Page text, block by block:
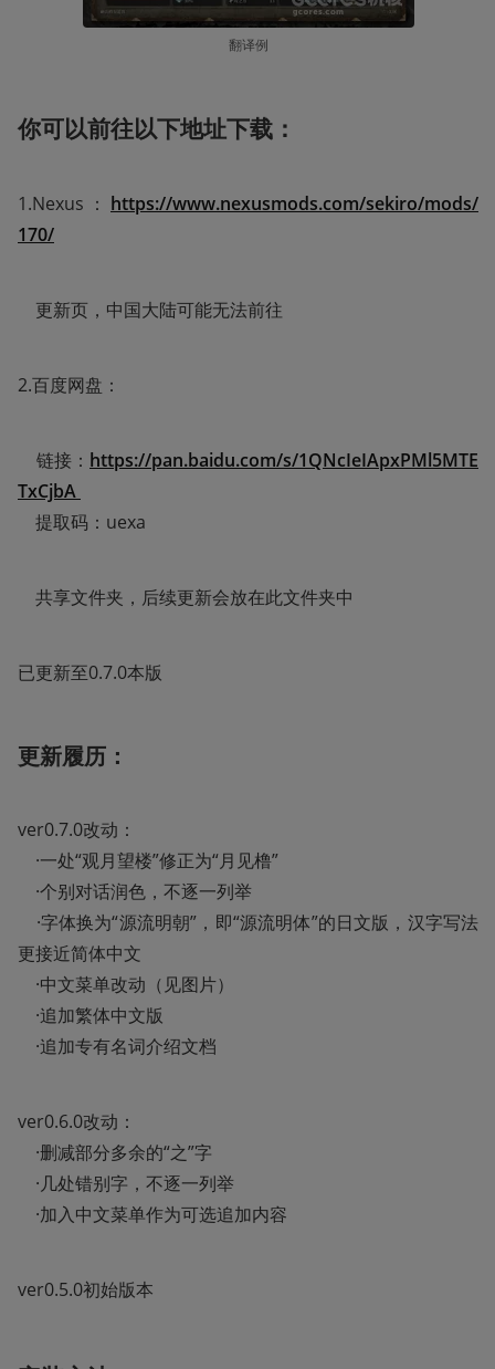
翻译例
你可以前往以下地址下载：
1.Nexus： https://www.nexusmods.com/sekiro/mods/
170/
更新页，中国大陆可能无法前往
2.百度网盘：
链接： https://pan.baidu.com/s/1QNcIeIApxPMl5MTE
TxCjbA
提取码：uexa
共享文件夹，后续更新会放在此文件夹中
已更新至0.7.0本版
更新履历：
ver0.7.0改动：
·一处“观月望楼”修正为“月见橹”
·个别对话润色，不逐一列举
·字体换为“源流明朝”，即“源流明体”的日文版，汉字写法
更接近简体中文
·中文菜单改动（见图片）
·追加繁体中文版
·追加专有名词介绍文档
ver0.6.0改动：
·删减部分多余的“之”字
·几处错别字，不逐一列举
·加入中文菜单作为可选追加内容
ver0.5.0初始版本